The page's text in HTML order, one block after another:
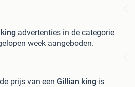
advertenties in de categorie
week aangeboden.
prijs van een Gillian king is